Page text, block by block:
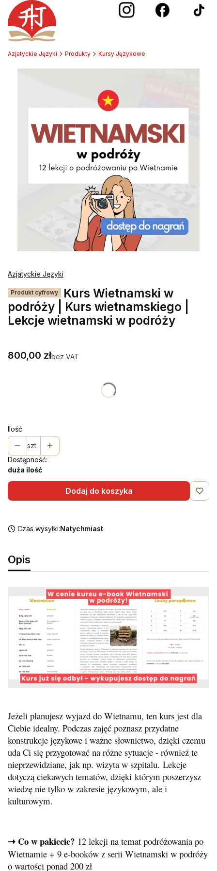
Azjatyckie Języki Produkty Kursy Językowe
Azjatyckie Języki
Produkt cyfrowy
Kurs Wietnamski w
podróży | Kurs wietnamskiego |
Lekcje wietnamski w podróży
Cena
800,00 złbez VAT
Poszczególne warianty mogą różnić się ceną
Ilość
szt.
Dostępność:
duża ilość
Dodaj do koszyka
Czas wysyłki:Natychmiast
Opis
Jeżeli planujesz wyjazd do Wietnamu, ten kurs jest dla
Ciebie idealny. Podczas zajęć poznasz przydatne
konstrukcje językowe i ważne słownictwo, dzięki czemu
uda Ci się przygotować na różne sytuacje - również te
nieprzewidziane, jak np. wizyta w szpitalu. Lekcje
dotyczą ciekawych tematów, dzięki którym poszerzysz
wiedzę nie tylko w zakresie językowym, ale i
kulturowym.
➝ Co w pakiecie? 12 lekcji na temat podróżowania po
Wietnamie + 9 e-booków z serii Wietnamski w podróży
o wartości ponad 200 zł